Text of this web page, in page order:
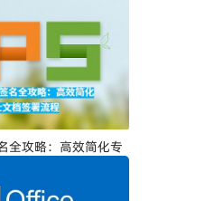
全攻略：高效简化专